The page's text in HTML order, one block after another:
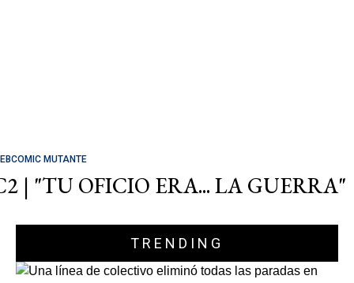
MUTANTE
| "TU OFICIO ERA... LA GUERRA"
TRENDING